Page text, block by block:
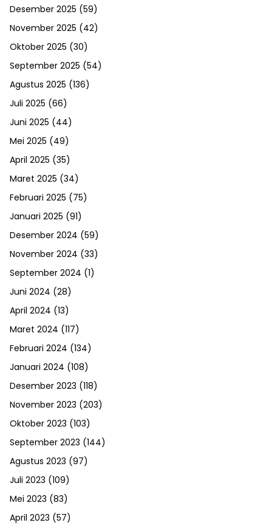
Desember 2025 (59)
November 2025 (42)
Oktober 2025 (30)
September 2025 (54)
Agustus 2025 (136)
Juli 2025 (66)
Juni 2025 (44)
Mei 2025 (49)
April 2025 (35)
Maret 2025 (34)
Februari 2025 (75)
Januari 2025 (91)
Desember 2024 (59)
November 2024 (33)
September 2024 (1)
Juni 2024 (28)
April 2024 (13)
Maret 2024 (117)
Februari 2024 (134)
Januari 2024 (108)
Desember 2023 (118)
November 2023 (203)
Oktober 2023 (103)
September 2023 (144)
Agustus 2023 (97)
Juli 2023 (109)
Mei 2023 (83)
April 2023 (57)